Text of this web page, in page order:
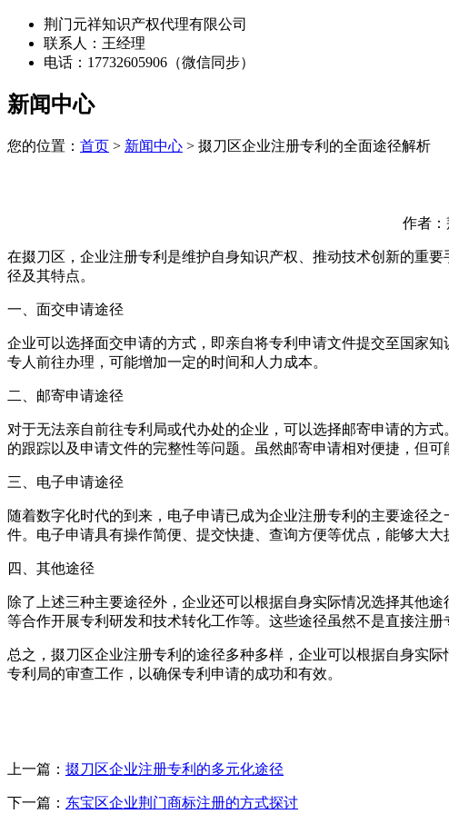
荆门元祥知识产权代理有限公司
联系人：王经理
电话：17732605906（微信同步）
新闻中心
您的位置： 首页 > 新闻中心 > 掇刀区企业注册专利的全面途径解析
作者：
在掇刀区，企业注册专利是维护自身知识产权、推动技术创新的重
径及其特点。
一、面交申请途径
企业可以选择面交申请的方式，即亲自将专利申请文件提交至国家
专人前往办理，可能增加一定的时间和人力成本。
二、邮寄申请途径
对于无法亲自前往专利局或代办处的企业，可以选择邮寄申请的方
的跟踪以及申请文件的完整性等问题。虽然邮寄申请相对便捷，但可
三、电子申请途径
随着数字化时代的到来，电子申请已成为企业注册专利的主要途径
件。电子申请具有操作简便、提交快捷、查询方便等优点，能够大
四、其他途径
除了上述三种主要途径外，企业还可以根据自身实际情况选择其他
等合作开展专利研发和技术转化工作等。这些途径虽然不是直接注
总之，掇刀区企业注册专利的途径多种多样，企业可以根据自身实
专利局的审查工作，以确保专利申请的成功和有效。
上一篇： 掇刀区企业注册专利的多元化途径
下一篇： 东宝区企业荆门商标注册的方式探讨